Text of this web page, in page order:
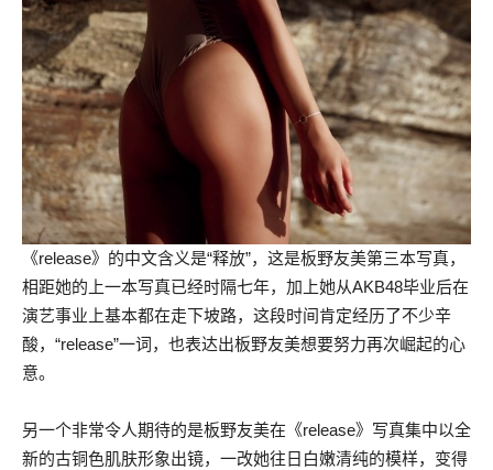
《release》的中文含义是“释放”，这是板野友美第三本写真，
相距她的上一本写真已经时隔七年，加上她从AKB48毕业后在
演艺事业上基本都在走下坡路，这段时间肯定经历了不少辛
酸，“release”一词，也表达出板野友美想要努力再次崛起的心
意。
另一个非常令人期待的是板野友美在《release》写真集中以全
新的古铜色肌肤形象出镜，一改她往日白嫩清纯的模样，变得